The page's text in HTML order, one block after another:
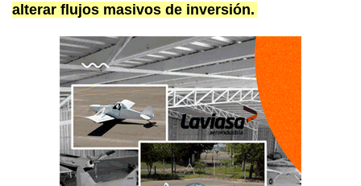
alterar flujos masivos de inversión.